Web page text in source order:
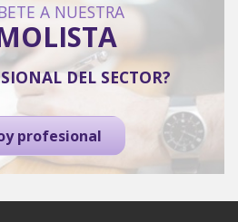
A NUESTRA
DEL SECTOR?
profesional